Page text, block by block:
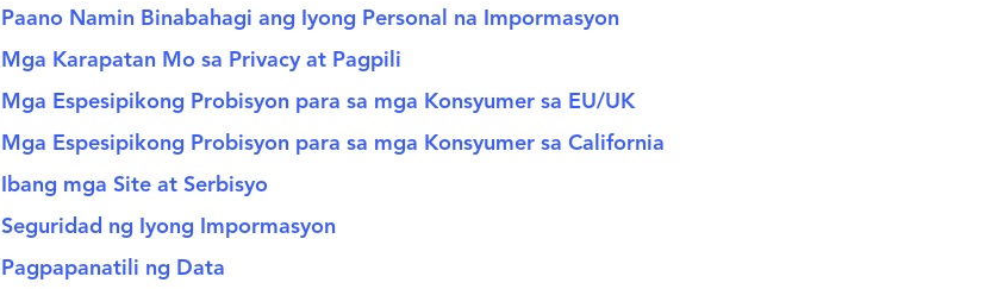
Paano Namin Binabahagi ang Iyong Personal na Impormasyon
Mga Karapatan Mo sa Privacy at Pagpili
Mga Espesipikong Probisyon para sa mga Konsyumer sa EU/UK
Mga Espesipikong Probisyon para sa mga Konsyumer sa California
Ibang mga Site at Serbisyo
Seguridad ng Iyong Impormasyon
Pagpapanatili ng Data